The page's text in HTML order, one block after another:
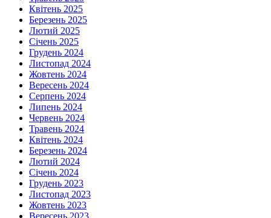
Квітень 2025
Березень 2025
Лютий 2025
Січень 2025
Грудень 2024
Листопад 2024
Жовтень 2024
Вересень 2024
Серпень 2024
Липень 2024
Червень 2024
Травень 2024
Квітень 2024
Березень 2024
Лютий 2024
Січень 2024
Грудень 2023
Листопад 2023
Жовтень 2023
Вересень 2023